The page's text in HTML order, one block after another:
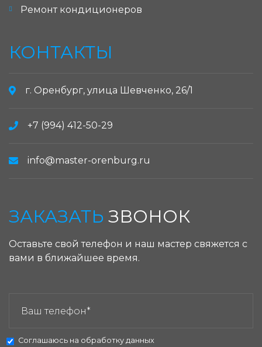
Ремонт кондиционеров
КОНТАКТЫ
г. Оренбург, улица Шевченко, 26/1
+7 (994) 412-50-29
info@master-orenburg.ru
ЗАКАЗАТЬ ЗВОНОК
Оставьте свой телефон и наш мастер свяжется с
вами в ближайшее время.
Соглашаюсь на обработку данных